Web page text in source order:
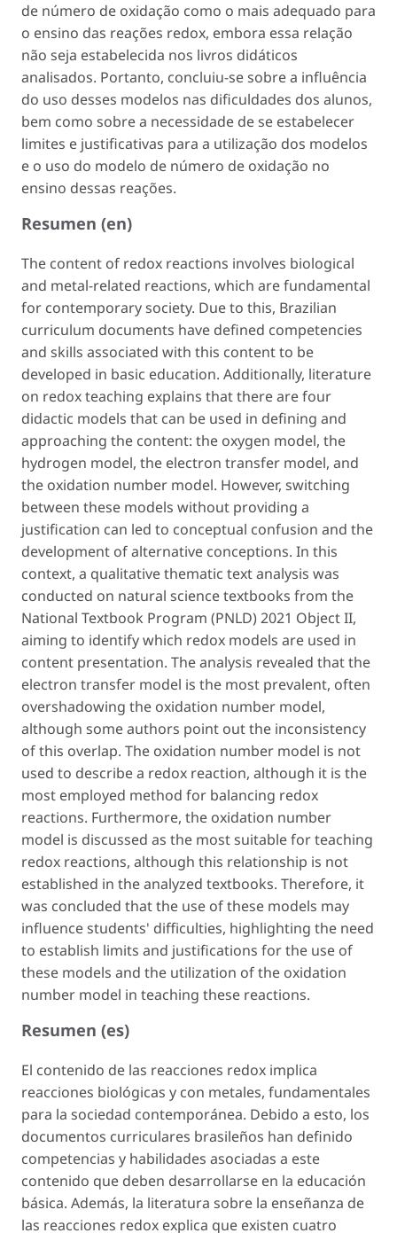
de número de oxidação como o mais adequado para
o ensino das reações redox, embora essa relação
não seja estabelecida nos livros didáticos
analisados. Portanto, concluiu-se sobre a influência
do uso desses modelos nas dificuldades dos alunos,
bem como sobre a necessidade de se estabelecer
limites e justificativas para a utilização dos modelos
e o uso do modelo de número de oxidação no
ensino dessas reações.
Resumen (en)
The content of redox reactions involves biological
and metal-related reactions, which are fundamental
for contemporary society. Due to this, Brazilian
curriculum documents have defined competencies
and skills associated with this content to be
developed in basic education. Additionally, literature
on redox teaching explains that there are four
didactic models that can be used in defining and
approaching the content: the oxygen model, the
hydrogen model, the electron transfer model, and
the oxidation number model. However, switching
between these models without providing a
justification can led to conceptual confusion and the
development of alternative conceptions. In this
context, a qualitative thematic text analysis was
conducted on natural science textbooks from the
National Textbook Program (PNLD) 2021 Object II,
aiming to identify which redox models are used in
content presentation. The analysis revealed that the
electron transfer model is the most prevalent, often
overshadowing the oxidation number model,
although some authors point out the inconsistency
of this overlap. The oxidation number model is not
used to describe a redox reaction, although it is the
most employed method for balancing redox
reactions. Furthermore, the oxidation number
model is discussed as the most suitable for teaching
redox reactions, although this relationship is not
established in the analyzed textbooks. Therefore, it
was concluded that the use of these models may
influence students' difficulties, highlighting the need
to establish limits and justifications for the use of
these models and the utilization of the oxidation
number model in teaching these reactions.
Resumen (es)
El contenido de las reacciones redox implica
reacciones biológicas y con metales, fundamentales
para la sociedad contemporánea. Debido a esto, los
documentos curriculares brasileños han definido
competencias y habilidades asociadas a este
contenido que deben desarrollarse en la educación
básica. Además, la literatura sobre la enseñanza de
las reacciones redox explica que existen cuatro